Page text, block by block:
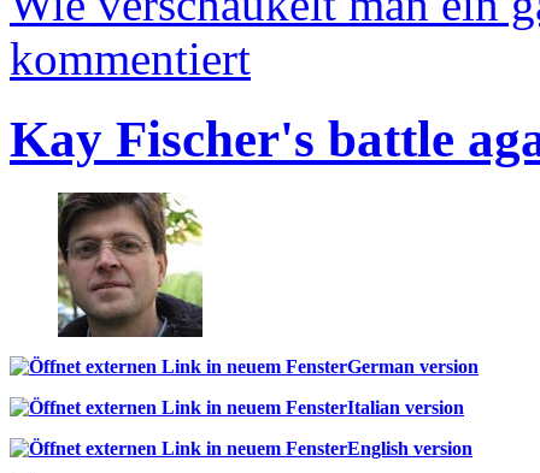
kommentiert
Kay Fischer's battle
German version
Italian version
English version